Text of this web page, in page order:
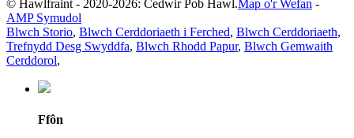
© Hawlfraint - 2020-2026: Cedwir Pob Hawl.Map o'r Wefan -
AMP Symudol
Blwch Storio, Blwch Cerddoriaeth i Ferched, Blwch Cerddoriaeth,
Trefnydd Desg Swyddfa, Blwch Rhodd Papur, Blwch Gemwaith
Cerddorol,
Ffôn